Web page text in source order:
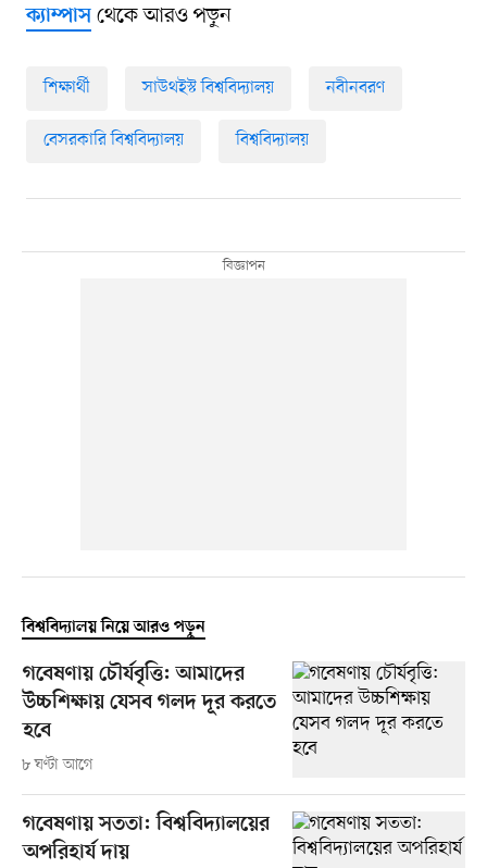
ক্যাম্পাসথেকে আরও পড়ুন
শিক্ষার্থী সাউথইস্ট বিশ্ববিদ্যালয় নবীনবরণ
বেসরকারি বিশ্ববিদ্যালয় বিশ্ববিদ্যালয়
বিশ্ববিদ্যালয় নিয়ে আরও পড়ুন
গবেষণায় চৌর্যবৃত্তি: আমাদের
উচ্চশিক্ষায় যেসব গলদ দূর করতে
হবে
৮ ঘণ্টা আগে
গবেষণায় সততা: বিশ্ববিদ্যালয়ের
অপরিহার্য দায়